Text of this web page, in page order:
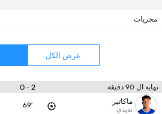
مجريات
عرض الكل
نهاية ال 90 دقيقة 2 - 0
ماكاتير
نديدي 69'